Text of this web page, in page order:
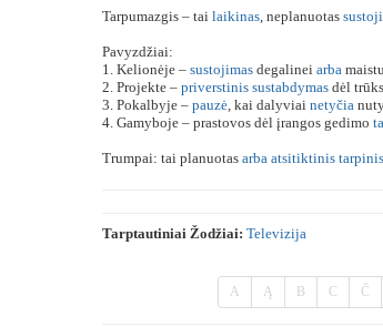
Tarpumazgis – tai laikinas, neplanuotas
Pavyzdžiai:
1. Kelionėje – sustojimas degalinei arba
2. Projekte – priverstinis sustabdymas dėl
3. Pokalbyje – pauzė, kai dalyviai netyčia
4. Gamyboje – prastovos dėl įrangos gedimo
Trumpai: tai planuotas arba atsitiktinis tarpinis
Tarptautiniai Žodžiai: Televizija
A Ą B C Č